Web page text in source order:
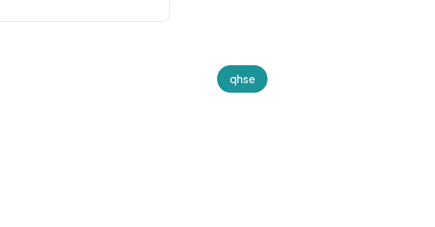
qhse